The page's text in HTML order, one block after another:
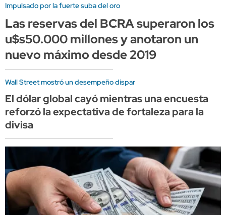
Impulsado por la fuerte suba del oro
Las reservas del BCRA superaron los
u$s50.000 millones y anotaron un
nuevo máximo desde 2019
Wall Street mostró un desempeño dispar
El dólar global cayó mientras una encuesta
reforzó la expectativa de fortaleza para la
divisa